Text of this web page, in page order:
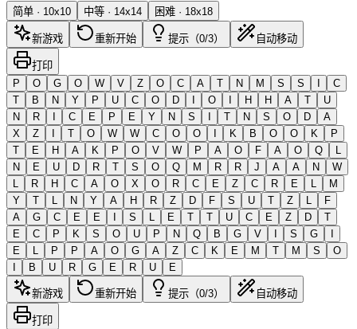
简单 · 10x10 中等 · 14x14 困难 · 18x18
新游戏 重新开始 提示（0/3） 自动移动
打印
P
O G O W V Z O C A T N M S S I
C
T
B N Y P U C O D I O I H H A T
U
N
R I C E P E Y N S I T N S O D
A
X
Z I T O W W C O O I K B O O K
P
T
E H A K P O V W P A O F A O Q
L
N
E U D R T S O Q M R R J A A N
W
L
R H C A O X O R C E Z C R E L
M
Y
T L N Y A H R Z D F S U T Z L
F
A
G C E E I S L E T T U C E Z D
T
E
C P K S O U P N Q B G V I S G
I
E
L P P A O G A Z C K E M T M S
O
I
B U R G E R U E
新游戏 重新开始 提示（0/3） 自动移动
打印